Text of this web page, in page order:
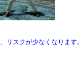
リスクが少なくなります。